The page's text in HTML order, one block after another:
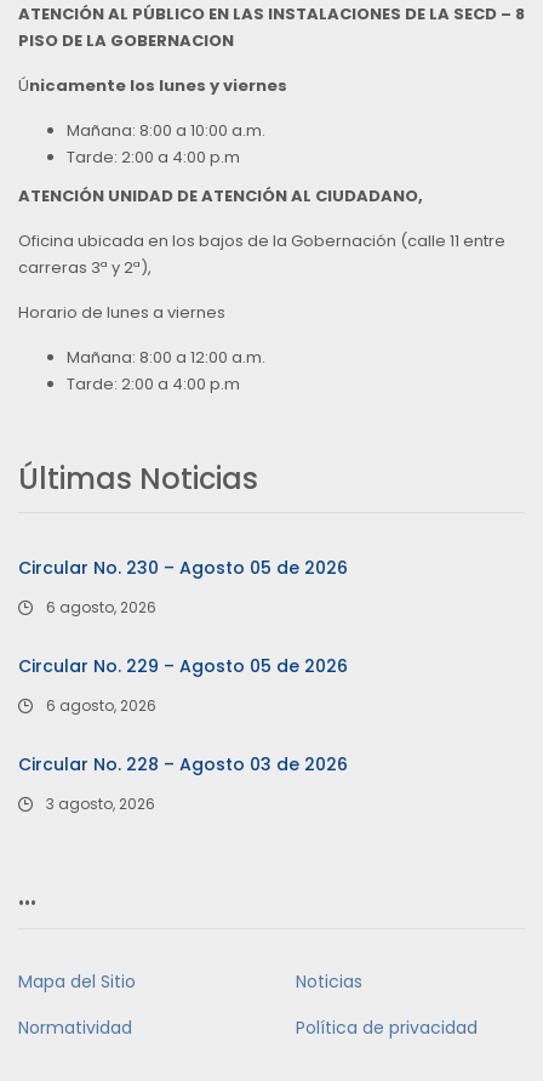
ATENCIÓN AL PÚBLICO EN LAS INSTALACIONES DE LA SECD – 8
PISO DE LA GOBERNACION
Únicamente los lunes y viernes
Mañana: 8:00 a 10:00 a.m.
Tarde: 2:00 a 4:00 p.m
ATENCIÓN UNIDAD DE ATENCIÓN AL CIUDADANO,
Oficina ubicada en los bajos de la Gobernación (calle 11 entre
carreras 3ª y 2ª),
Horario de lunes a viernes
Mañana: 8:00 a 12:00 a.m.
Tarde: 2:00 a 4:00 p.m
Últimas Noticias
Circular No. 230 – Agosto 05 de 2026
6 agosto, 2026
Circular No. 229 – Agosto 05 de 2026
6 agosto, 2026
Circular No. 228 – Agosto 03 de 2026
3 agosto, 2026
…
Mapa del Sitio
Noticias
Normatividad
Política de privacidad